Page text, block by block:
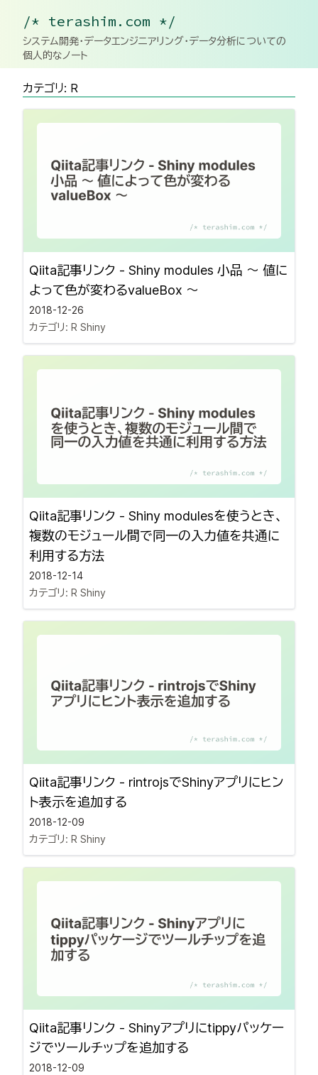
/* terashim.com */
システム開発・データエンジニアリング・データ分析についての
個人的なノート
カテゴリ: R
Qiita記事リンク - Shiny modules 小品 〜 値に
よって色が変わるvalueBox 〜
2018-12-26
カテゴリ: R Shiny
Qiita記事リンク - Shiny modulesを使うとき、
複数のモジュール間で同一の入力値を共通に
利用する方法
2018-12-14
カテゴリ: R Shiny
Qiita記事リンク - rintrojsでShinyアプリにヒン
ト表示を追加する
2018-12-09
カテゴリ: R Shiny
Qiita記事リンク - Shinyアプリにtippyパッケー
ジでツールチップを追加する
2018-12-09